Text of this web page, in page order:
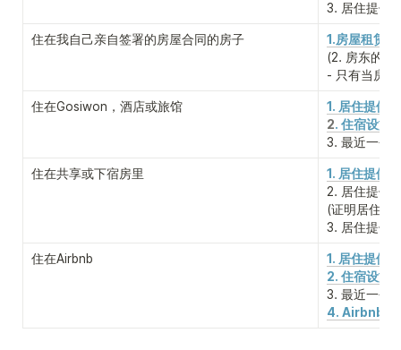
3. 居住提供
住在我自己亲自签署的房屋合同的房子
1.房屋租赁
(2. 房东的
- 只有当房
住在Gosiwon，酒店或旅馆
1. 居住提供
2. 住宿设施
3. 最近一个
住在共享或下宿房里
1. 居住提供
2. 居住提供
(证明居住提
3. 居住提供
住在Airbnb
1. 居住提供
2. 住宿设施
3. 最近一个
4. Airbnb